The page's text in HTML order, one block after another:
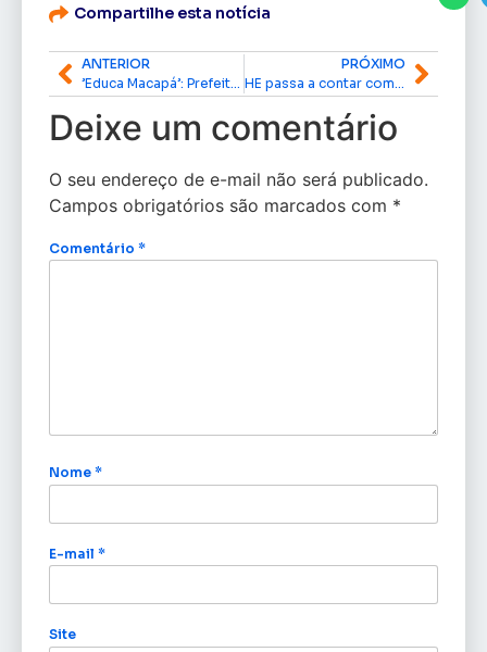
Compartilhe esta notícia
ANTERIOR
’Educa Macapá’: Prefeitura capacita profissionais da rede municipal de ensino
PRÓXIMO
HE passa a contar com serviço de neurocirurgia 24h; medida elimina necessidade de transferência para outro hospital
Deixe um comentário
O seu endereço de e-mail não será publicado.
Campos obrigatórios são marcados com *
Comentário *
Nome *
E-mail *
Site